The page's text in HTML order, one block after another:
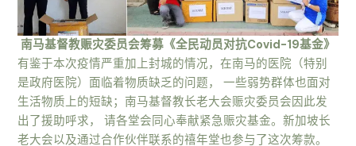
南马基督教赈灾委员会筹募《全民动员对抗Covid-19基金》
有鉴于本次疫情严重加上封城的情况，在南马的医院（特别
是政府医院）面临着物质缺乏的问题， 一些弱势群体也面对
生活物质上的短缺；南马基督教长老大会赈灾委员会因此发
出了援助呼求， 请各堂会同心奉献紧急赈灾基金。新加坡长
老大会以及通过合作伙伴联系的禧年堂也参与了这次筹款。